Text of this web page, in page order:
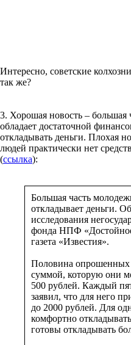
Интересно, советские
так же?
3. Хорошая новость – большая
обладает достаточной
откладывать деньги. Плохая
людей практически нет
(ссылка):
Большая часть
откладывает деньги.
исследования
фонда НПФ
газета «Известия».
Половина опрошенных
суммой, которую они
500 рублей. Каждый
заявил, что для него
до 2000 рублей. Для
комфортно
готовы откладывать